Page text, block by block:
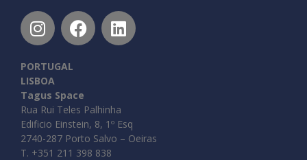
PORTUGAL
LISBOA
Tagus Space
Rua Rui Teles Palhinha
Edificio Einstein, 8, 1º Esq
2740-287 Porto Salvo – Oeiras
T. +351 211 398 838